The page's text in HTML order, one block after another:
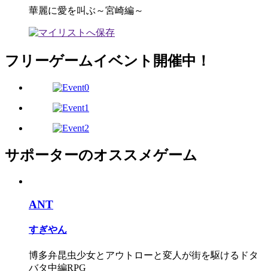
華麗に愛を叫ぶ～宮崎編～
フリーゲームイベント開催中！
サポーターのオススメゲーム
ANT
すぎやん
博多弁昆虫少女とアウトローと変人が街を駆けるドタ
バタ中編RPG